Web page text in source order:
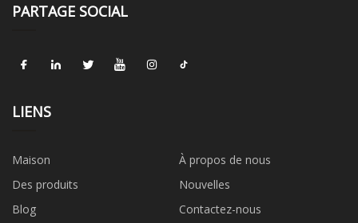
PARTAGE SOCIAL
LIENS
Maison
À propos de nous
Des produits
Nouvelles
Blog
Contactez-nous